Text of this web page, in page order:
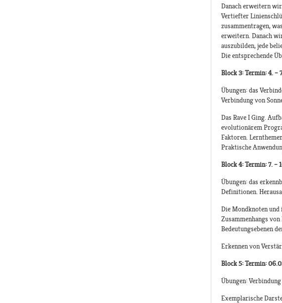
Danach erweitern
Vertiefter
zusammentragen,
erweitern. Danach
auszubilden, jede
Die entsprechende
Block 3: Termin: 4. –
Übungen: das
Verbindung von
Das Rave I Ging.
evolutionärem
Faktoren.
Praktische
Block 4: Termin: 7. –
Übungen: das
Definitionen.
Die Mondknoten und
Zusammenhangs
Bedeutungsebenen
Erkennen von
Block 5: Termin:
Übungen:
Exemplarische